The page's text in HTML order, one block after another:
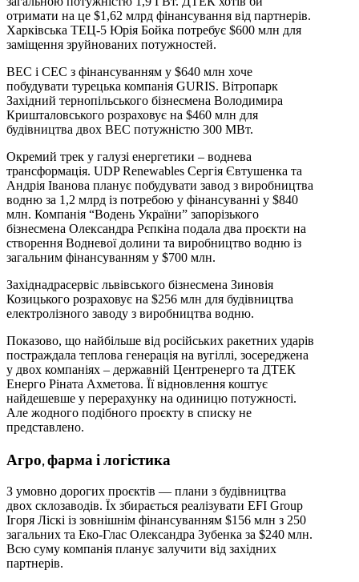
отримати на це $1,62 млрд фінансування від партнерів.
Харківська ТЕЦ-5 Юрія Бойка потребує $600 млн для
заміщення зруйнованих потужностей.
ВЕС і СЕС з фінансуванням у $640 млн хоче
побудувати турецька компанія GURIS. Вітропарк
Західний тернопільського бізнесмена Володимира
Кришталовського розраховує на $460 млн для
будівництва двох ВЕС потужністю 300 МВт.
Окремий трек у галузі енергетики – воднева
трансформація. UDP Renewables Сергія Євтушенка та
Андрія Іванова планує побудувати завод з виробництва
водню за 1,2 млрд із потребою у фінансуванні у $840
млн. Компанія “Водень України” запорізького
бізнесмена Олександра Рєпкіна подала два проєкти на
створення Водневої долини та виробництво водню із
загальним фінансуванням у $700 млн.
Західнадрасервіс львівського бізнесмена Зиновія
Козицького розраховує на $256 млн для будівництва
електролізного заводу з виробництва водню.
Показово, що найбільше від російських ракетних ударів
постраждала теплова генерація на вугіллі, зосереджена
у двох компаніях – державній Центренерго та ДТЕК
Енерго Ріната Ахметова. Її відновлення коштує
найдешевше у перерахунку на одиницю потужності.
Але жодного подібного проєкту в списку не
представлено.
Агро, фарма і логістика
З умовно дорогих проєктів — плани з будівництва
двох склозаводів. Їх збирається реалізувати EFI Group
Ігоря Ліскі із зовнішнім фінансуванням $156 млн з 250
загальних та Еко-Глас Олександра Зубенка за $240 млн.
Всю суму компанія планує залучити від західних
партнерів.